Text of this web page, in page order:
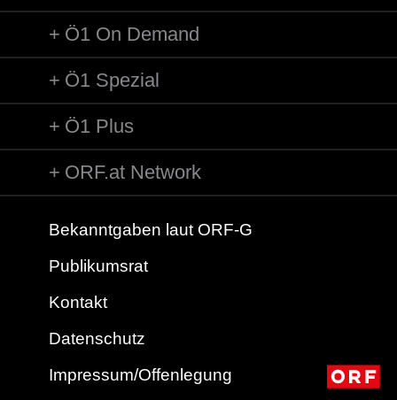
Ö1 On Demand
Ö1 Spezial
Ö1 Plus
ORF.at Network
Bekanntgaben laut ORF-G
Publikumsrat
Kontakt
Datenschutz
Impressum/Offenlegung